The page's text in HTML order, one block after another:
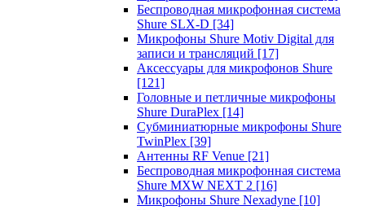
Беспроводная микрофонная система
Shure SLX-D [34]
Микрофоны Shure Motiv Digital для
записи и трансляций [17]
Аксессуары для микрофонов Shure
[121]
Головные и петличные микрофоны
Shure DuraPlex [14]
Субминиатюрные микрофоны Shure
TwinPlex [39]
Антенны RF Venue [21]
Беспроводная микрофонная система
Shure MXW NEXT 2 [16]
Микрофоны Shure Nexadyne [10]